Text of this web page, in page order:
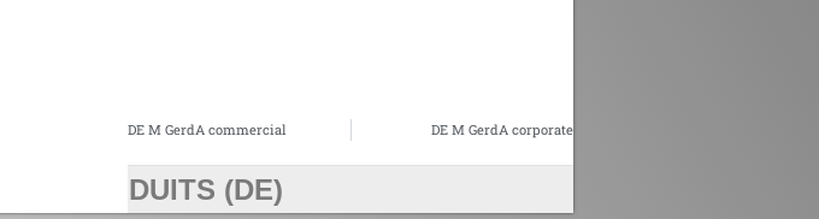
DE M GerdA commercial DE M GerdA corporate
DUITS (DE)